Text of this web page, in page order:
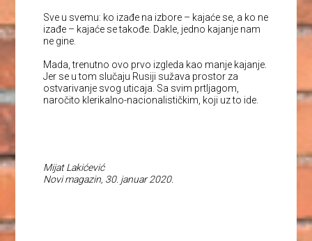
Sve u svemu: ko izađe na izbore – kajaće se, a ko ne
izađe – kajaće se takođe. Dakle, jedno kajanje nam
ne gine.
Mada, trenutno ovo prvo izgleda kao manje kajanje.
Jer se u tom slučaju Rusiji sužava prostor za
ostvarivanje svog uticaja. Sa svim prtljagom,
naročito klerikalno-nacionalističkim, koji uz to ide.
Mijat Lakićević
Novi magazin, 30. januar 2020.